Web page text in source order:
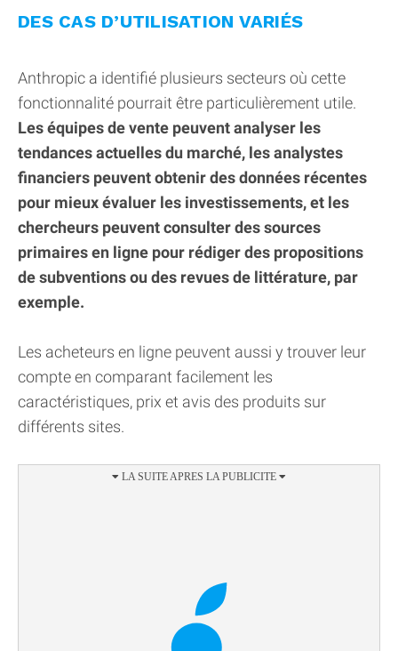
DES CAS D’UTILISATION VARIÉS
Anthropic a identifié plusieurs secteurs où cette
fonctionnalité pourrait être particulièrement utile.
Les équipes de vente peuvent analyser les
tendances actuelles du marché, les analystes
financiers peuvent obtenir des données récentes
pour mieux évaluer les investissements, et les
chercheurs peuvent consulter des sources
primaires en ligne pour rédiger des propositions
de subventions ou des revues de littérature, par
exemple.
Les acheteurs en ligne peuvent aussi y trouver leur
compte en comparant facilement les
caractéristiques, prix et avis des produits sur
différents sites.